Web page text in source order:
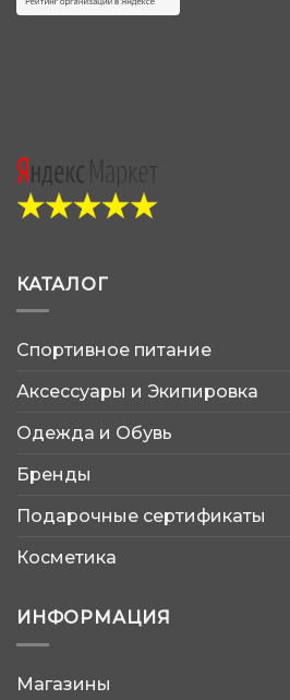
КАТАЛОГ
Спортивное питание
Аксессуары и Экипировка
Одежда и Обувь
Бренды
Подарочные сертификаты
Косметика
ИНФОРМАЦИЯ
Магазины